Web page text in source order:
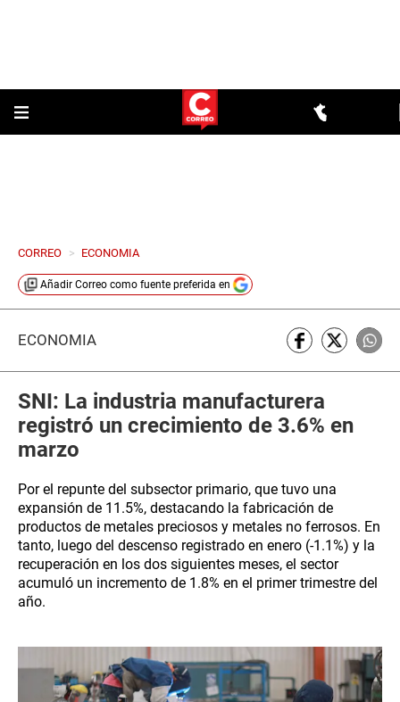
CORREO > ECONOMIA
Añadir Correo como fuente preferida en
ECONOMÍA
SNI: La industria manufacturera
registró un crecimiento de 3.6% en
marzo
Por el repunte del subsector primario, que tuvo una
expansión de 11.5%, destacando la fabricación de
productos de metales preciosos y metales no ferrosos. En
tanto, luego del descenso registrado en enero (-1.1%) y la
recuperación en los dos siguientes meses, el sector
acumuló un incremento de 1.8% en el primer trimestre del
año.